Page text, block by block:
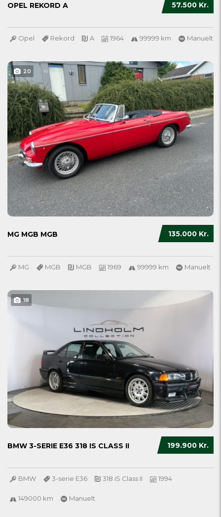
57.500 Kr.
OPEL REKORD A
Opel Rekord A 1964 99999 km Manuelt
20
135.000 Kr.
MG MGB MGB
MG MGB MGB 1969 99999 km Manuelt
18
199.900 Kr.
BMW 3-SERIE E36 318 IS CLASS II
BMW 3-serie E36 318 iS Class II 1994
149000 km Manuelt